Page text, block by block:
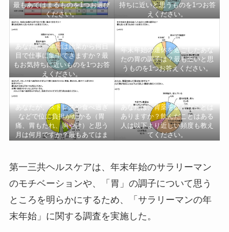
最もあてはまるものを1つお選び
ください。
持ちに近いと思うものを1つお答
えください。
あなたは、年始は始業から何日
目で仕事に集中できますか？最
もお気持ちに近いものを1つお答
えください。
年末年始の連休を過ごしたあな
たの胃の調子は？最も近いと思
うものを1つお答えください。
あなたが、ストレスや食べ過ぎ
などで位に負担がかかる（胃
痛、胃もたれ、胸やけ）と思う
月は何月ですか？最もあてはま
あなたは、胃薬を飲んだことは
ありますか？飲んだことはある
人は以下より近しい頻度も教え
てください。
第一三共ヘルスケアは、年末年始のサラリーマン
のモチベーションや、「胃」の調子について思う
ところを明らかにするため、「サラリーマンの年
末年始」に関する調査を実施した。